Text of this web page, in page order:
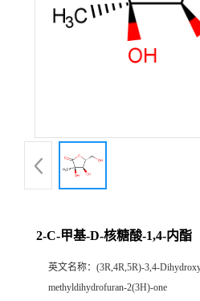
2-C-甲基-D-核糖酸-1,4-内酯
英文名称： (3R,4R,5R)-3,4-
methyldihydrofuran-2(3H)-one